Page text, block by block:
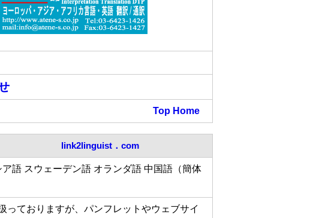
Top Home
link2linguist．com
語 スウェーデン語 オランダ語 中国語（簡体
っておりますが、パンフレットやウェブサイ